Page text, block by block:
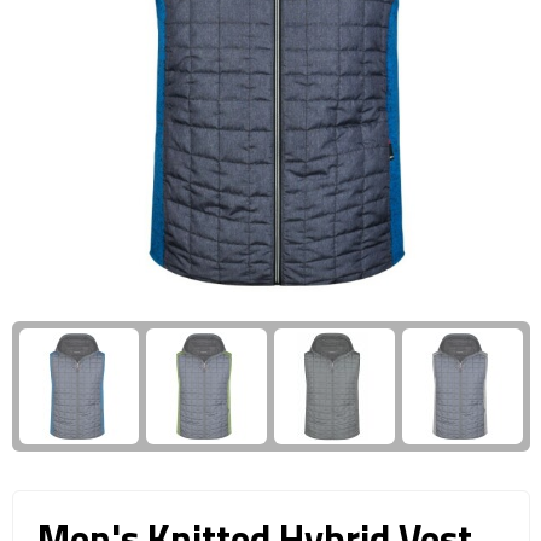
Business trolleys
Documententassen
Laptophoezen & -tassen
Reistassen & Trolleys
Reistassen
Trolleys
Wellness Giftsets